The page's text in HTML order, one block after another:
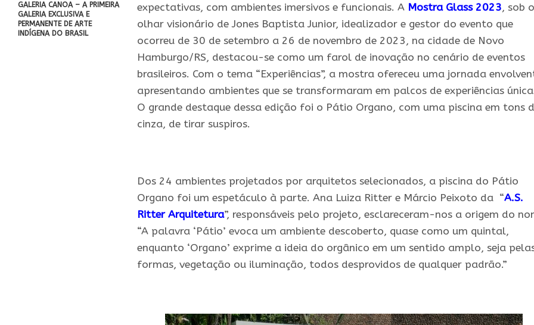
GALERIA CANOA – A PRIMEIRA
GALERIA EXCLUSIVA E
PERMANENTE DE ARTE
INDÍGENA DO BRASIL
expectativas, com ambientes imersivos e funcionais. A MostraGlass 2023, sob o
olhar visionário de Jones Baptista Junior, idealizador e gestor do evento que
ocorreu de 30 de setembro a 26 de novembro de 2023, na cidade de Novo
Hamburgo/RS, destacou-se como um farol de inovação no cenário de eventos
brasileiros. Com o tema “Experiências”, a mostra ofereceu uma jornada
apresentando ambientes que se transformaram em palcos de experiências
O grande destaque dessa edição foi o Pátio Organo, com uma piscina em tons
cinza, de tirar suspiros.
Dos 24 ambientes projetados por arquitetos selecionados, a piscina do Pátio
Organo foi um espetáculo à parte. Ana Luiza Ritter e Márcio Peixoto da “A.S.
RitterArquitetura”, responsáveis pelo projeto, esclareceram-nos a origem do
“A palavra ‘Pátio’ evoca um ambiente descoberto, quase como um quintal,
enquanto ‘Organo’ exprime a ideia do orgânico em um sentido amplo, seja
formas, vegetação ou iluminação, todos desprovidos de qualquer padrão.”